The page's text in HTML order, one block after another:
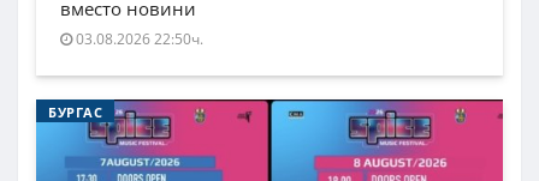
вместо новини
03.08.2026 22:50ч.
БУРГАС